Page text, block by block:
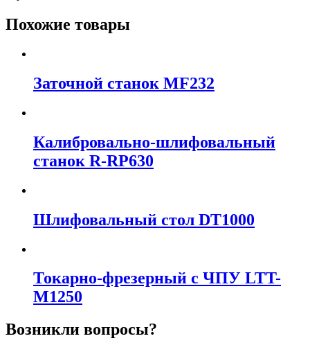
Похожие товары
Заточной станок MF232
Калибровально-шлифовальный
станок R-RP630
Шлифовальный стол DT1000
Токарно-фрезерный с ЧПУ LTT-
M1250
Возникли вопросы?